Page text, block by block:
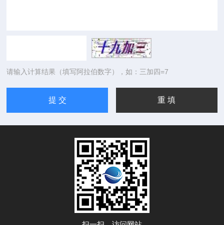
请输入计算结果（填写阿拉伯数字），如：三加四=7